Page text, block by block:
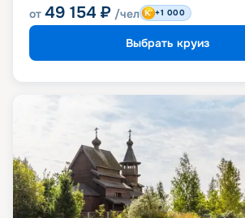
от 49 154 ₽ /чел +1 000
Выбрать круиз